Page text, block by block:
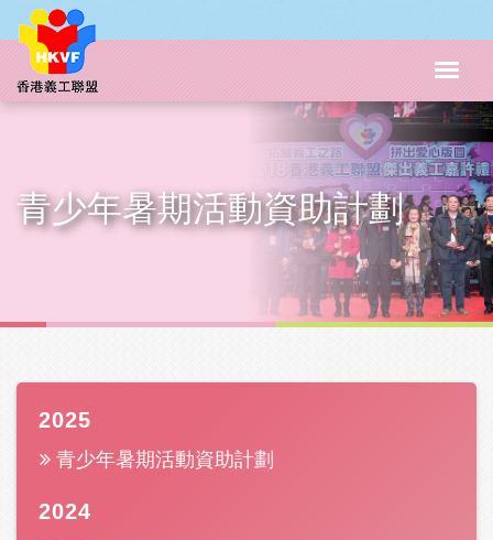
青少年暑期活動資助計劃
2025
青少年暑期活動資助計劃
2024